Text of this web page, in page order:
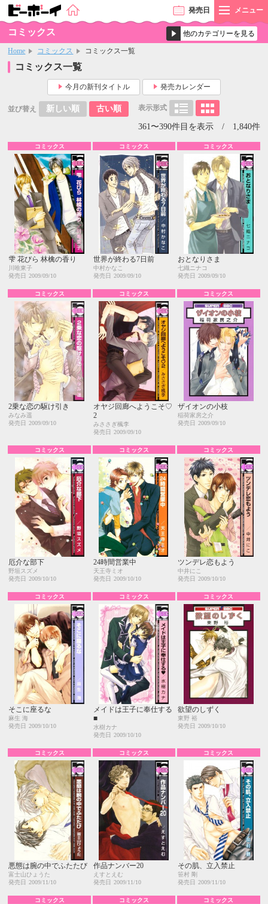
発売日 メニュー
コミックス
Home コミックス コミックス一覧
コミックス一覧
今月の新刊タイトル 発売カレンダー
並び替え 新しい順 古い順 表示形式
361〜390件目を表示 / 1,840件
コミックス
雫 花びら 林檎の香り
川唯東子
発売日
2009/09/10
コミックス
世界が終わる7日前
中村かなこ
発売日
2009/09/10
コミックス
おとなりさま
七織ニナコ
発売日
2009/09/10
コミックス
2乗な恋の駆け引き
みなみ遥
発売日
2009/09/10
コミックス
オヤジ回廊へようこそ♡
2
みささぎ楓李
発売日
2009/09/10
コミックス
ザイオンの小枝
稲荷家房之介
発売日
2009/09/10
コミックス
厄介な部下
野垣スズメ
発売日 2009/10/10
コミックス
24時間営業中
天王寺ミオ
発売日 2009/10/10
コミックス
ツンデレ恋もよう
中井にこ
発売日 2009/10/10
コミックス
そこに座るな
麻生 海
発売日
2009/10/10
コミックス
メイドは王子に奉仕する
■
水樹カナ
発売日
2009/10/10
コミックス
欲望のしずく
東野 裕
発売日
2009/10/10
コミックス
悪態は腕の中でふたたび
富士山ひょうた
発売日
2009/11/10
コミックス
作品ナンバー20
えすとえむ
発売日
2009/11/10
コミックス
その肌、立入禁止
笹村 剛
発売日
2009/11/10
コミックス コミックス コミックス